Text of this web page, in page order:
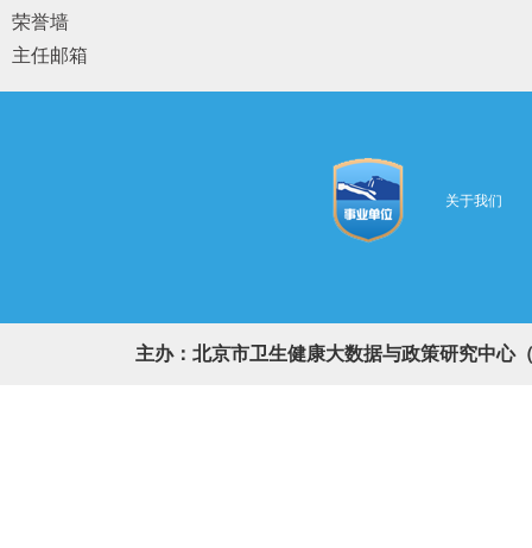
荣誉墙
主任邮箱
关于我们
主办：北京市卫生健康大数据与政策研究中心